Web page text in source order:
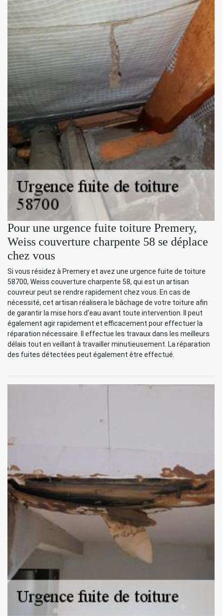
Pour une urgence fuite toiture Premery,
Weiss couverture charpente 58 se déplace
chez vous
Si vous résidez à Premery et avez une urgence fuite de toiture
58700, Weiss couverture charpente 58, qui est un artisan
couvreur peut se rendre rapidement chez vous. En cas de
nécessité, cet artisan réalisera le bâchage de votre toiture afin
de garantir la mise hors d'eau avant toute intervention. Il peut
également agir rapidement et efficacement pour effectuer la
réparation nécessaire. Il effectue les travaux dans les meilleurs
délais tout en veillant à travailler minutieusement. La réparation
des fuites détectées peut également être effectué.